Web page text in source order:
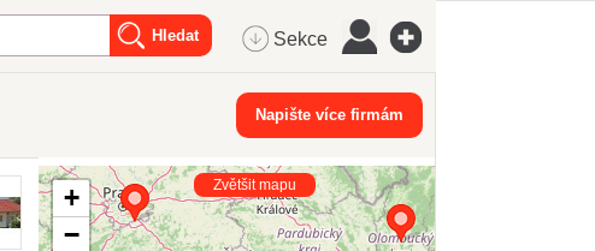
Sekce
Napište více firmám
+
−
Zvětšit mapu